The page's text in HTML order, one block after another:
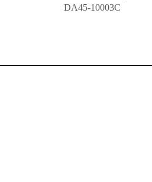
DA45-10003C